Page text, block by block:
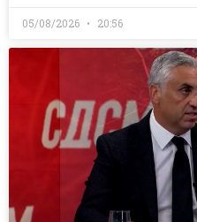
05/08/2026 20:56